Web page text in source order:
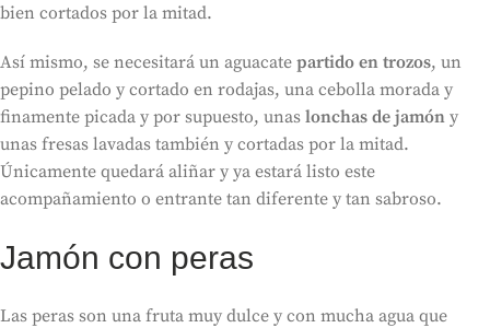
bien cortados por la mitad.
Así mismo, se necesitará un aguacate partido en trozos, un
pepino pelado y cortado en rodajas, una cebolla morada y
finamente picada y por supuesto, unas lonchas de jamón y
unas fresas lavadas también y cortadas por la mitad.
Únicamente quedará aliñar y ya estará listo este
acompañamiento o entrante tan diferente y tan sabroso.
Jamón con peras
Las peras son una fruta muy dulce y con mucha agua que